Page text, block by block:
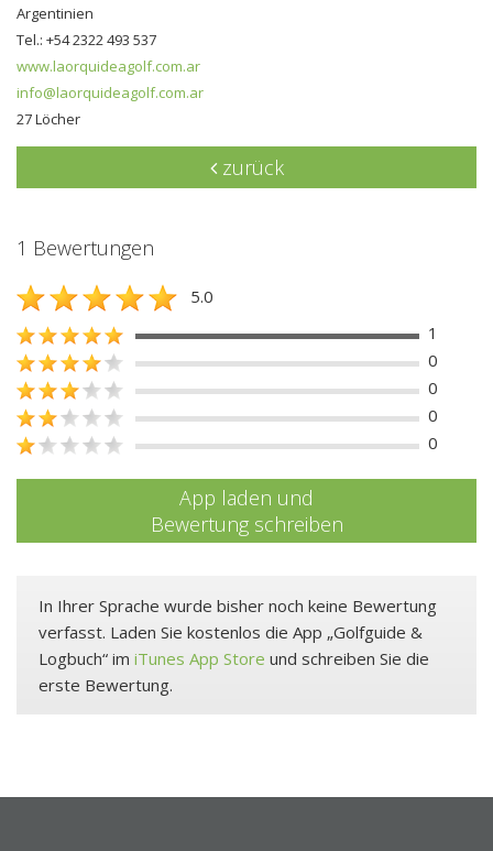
Argentinien
Tel.: +54 2322 493 537
www.laorquideagolf.com.ar
info@laorquideagolf.com.ar
27 Löcher
zurück
1 Bewertungen
5.0
1
0
0
0
0
App laden und
Bewertung schreiben
In Ihrer Sprache wurde bisher noch keine Bewertung
verfasst. Laden Sie kostenlos die App „Golfguide &
Logbuch“ im iTunes App Store und schreiben Sie die
erste Bewertung.